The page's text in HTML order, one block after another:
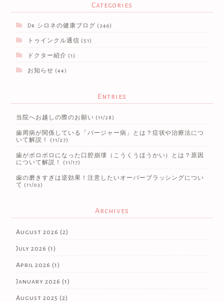
Categories
Dr.シロネの健康ブログ (246)
トゥインクル通信 (51)
ドクター紹介 (1)
お知らせ (44)
Entries
当院へお越しの際のお願い (11/28)
歯周病が関係している「バージャー病」とは？症状や治療法につ
いて解説！
(11/27)
歯がボロボロになった口腔崩壊（こうくうほうかい）とは？原因
について解説！
(11/17)
歯の磨きすぎは逆効果！注意したいオーバーブラッシングについ
て (11/03)
Archives
August 2026 (2)
July 2026 (1)
April 2026 (1)
January 2026 (1)
August 2025 (2)